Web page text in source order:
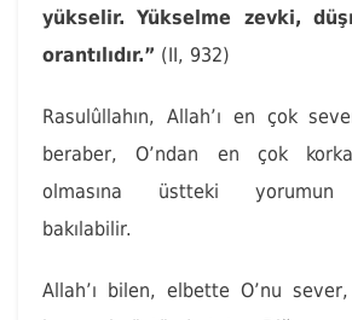
yükselir. Yükselme zevki,
orantılıdır.” (II, 932)
Rasulûllahın, Allah’ı en çok
beraber, O’ndan en çok
olmasına üstteki yorumun
bakılabilir.
Allah’ı bilen, elbette O’nu